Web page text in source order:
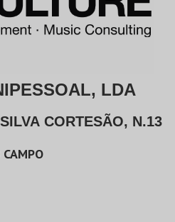
LDA
CORTESÃO, N.13
CAMPO